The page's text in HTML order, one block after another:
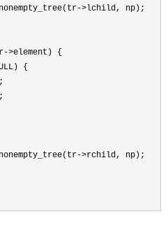
->lchild, np);
>element) {
{
->rchild, np);